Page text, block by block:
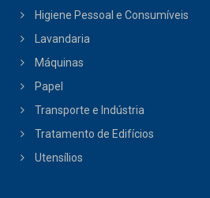
Higiene Pessoal e Consumíveis
Lavandaria
Máquinas
Papel
Transporte e Indústria
Tratamento de Edifícios
Utensílios